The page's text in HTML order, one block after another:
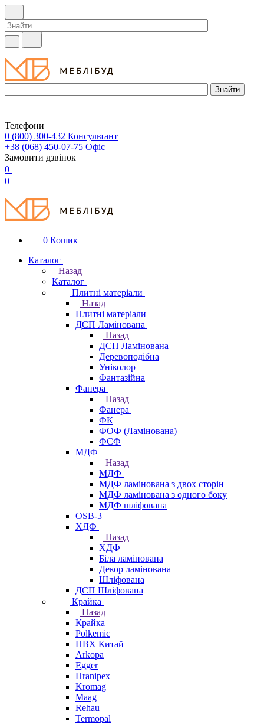
Телефони
0 (800) 300-432 Консультант
+38 (068) 450-07-75 Офіс
Замовити дзвінок
0
0
0 Кошик
Каталог
Назад
Каталог
Плитні матеріали
Назад
Плитні матеріали
ДСП Ламінована
Назад
ДСП Ламінована
Деревоподібна
Уніколор
Фантазійна
Фанера
Назад
Фанера
ФК
ФОФ (Ламінована)
ФСФ
МДФ
Назад
МДФ
МДФ ламінована з двох сторін
МДФ ламінована з одного боку
МДФ шліфована
OSB-3
ХДФ
Назад
ХДФ
Біла ламінована
Декор ламінована
Шліфована
ДСП Шліфована
Крайка
Назад
Крайка
Polkemic
ПВХ Китай
Arkopa
Egger
Hranipex
Kromag
Maag
Rehau
Termopal